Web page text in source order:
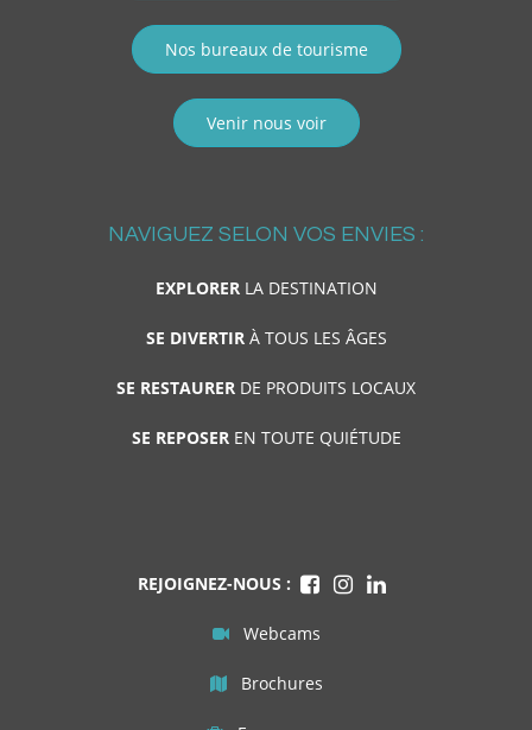
Nos bureaux de tourisme
Venir nous voir
NAVIGUEZ SELON VOS ENVIES :
EXPLORERLA DESTINATION
SE DIVERTIRÀ TOUS LES ÂGES
SE RESTAURER DE PRODUITS LOCAUX
SE REPOSEREN TOUTE QUIÉTUDE
REJOIGNEZ-NOUS :
Webcams
Brochures